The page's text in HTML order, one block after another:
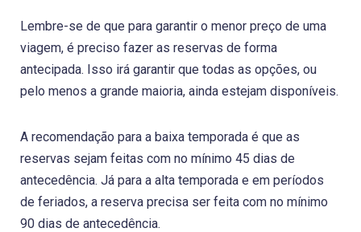
Lembre-se de que para garantir o menor preço de uma
viagem, é preciso fazer as reservas de forma
antecipada. Isso irá garantir que todas as opções, ou
pelo menos a grande maioria, ainda estejam disponíveis.
A recomendação para a baixa temporada é que as
reservas sejam feitas com no mínimo 45 dias de
antecedência. Já para a alta temporada e em períodos
de feriados, a reserva precisa ser feita com no mínimo
90 dias de antecedência.